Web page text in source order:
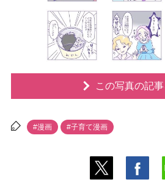
この写真の記
#漫画 #子育て漫画